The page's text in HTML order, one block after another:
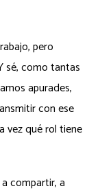
pero
sé, como tantas
apurades,
con ese
vez qué rol tiene
compartir, a